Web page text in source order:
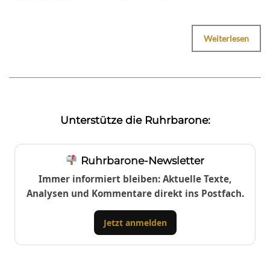
Weiterlesen
Unterstütze die Ruhrbarone:
Ruhrbarone-Newsletter
Immer informiert bleiben: Aktuelle Texte,
Analysen und Kommentare direkt ins Postfach.
Jetzt anmelden